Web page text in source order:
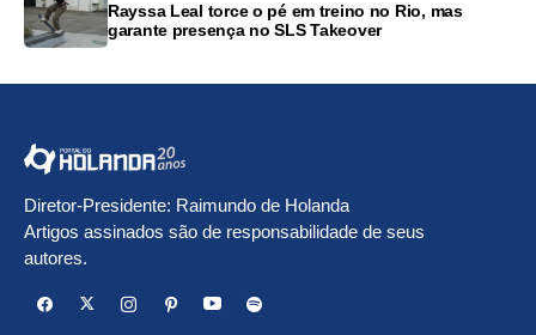
Rayssa Leal torce o pé em treino no Rio, mas
garante presença no SLS Takeover
Diretor-Presidente: Raimundo de Holanda
Artigos assinados são de responsabilidade de seus
autores.